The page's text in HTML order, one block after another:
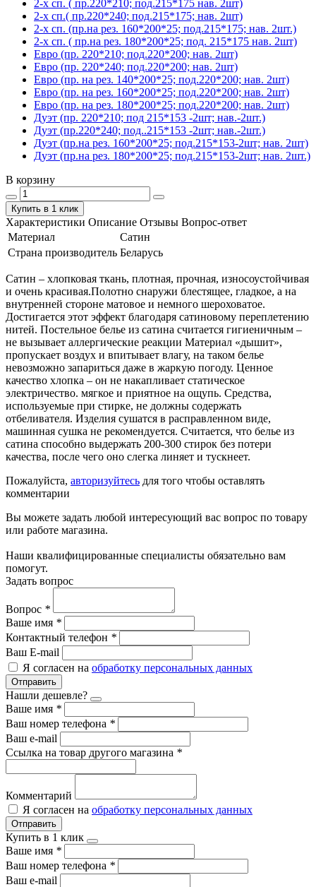
2-х сп. ( пр.220*210; под.215*175 нав. 2шт)
2-х сп.( пр.220*240; под.215*175; нав. 2шт)
2-х сп. (пр.на рез. 160*200*25; под.215*175; нав. 2шт.)
2-х сп. ( пр.на рез. 180*200*25; под. 215*175 нав. 2шт)
Евро (пр. 220*210; под.220*200; нав. 2шт)
Евро (пр. 220*240; под.220*200; нав. 2шт)
Евро (пр. на рез. 140*200*25; под.220*200; нав. 2шт)
Евро (пр. на рез. 160*200*25; под.220*200; нав. 2шт)
Евро (пр. на рез. 180*200*25; под.220*200; нав. 2шт)
Дуэт (пр. 220*210; под 215*153 -2шт; нав.-2шт.)
Дуэт (пр.220*240; под..215*153 -2шт; нав.-2шт.)
Дуэт (пр.на рез. 160*200*25; под.215*153-2шт; нав. 2шт)
Дуэт (пр.на рез. 180*200*25; под.215*153-2шт; нав. 2шт.)
В корзину
Купить в 1 клик
Характеристики Описание Отзывы Вопрос-ответ
Материал
Сатин
Страна производитель Беларусь
Сатин – хлопковая ткань, плотная, прочная, износоустойчивая
и очень красивая.Полотно снаружи блестящее, гладкое, а на
внутренней стороне матовое и немного шероховатое.
Достигается этот эффект благодаря сатиновому переплетению
нитей. Постельное белье из сатина считается гигиеничным –
не вызывает аллергические реакции Материал «дышит»,
пропускает воздух и впитывает влагу, на таком белье
невозможно запариться даже в жаркую погоду. Ценное
качество хлопка – он не накапливает статическое
электричество. мягкое и приятное на ощупь. Средства,
используемые при стирке, не должны содержать
отбеливателя. Изделия сушатся в расправленном виде,
машинная сушка не рекомендуется. Считается, что белье из
сатина способно выдержать 200-300 стирок без потери
качества, после чего оно слегка линяет и тускнеет.
Пожалуйста, авторизуйтесь для того чтобы оставлять
комментарии
Вы можете задать любой интересующий вас вопрос по товару
или работе магазина.
Наши квалифицированные специалисты обязательно вам
помогут.
Задать вопрос
Вопрос *
Ваше имя *
Контактный телефон *
Ваш E-mail
Я согласен на обработку персональных данных
Отправить
Нашли дешевле?
Ваше имя *
Ваш номер телефона *
Ваш e-mail
Ссылка на товар другого магазина *
Комментарий
Я согласен на обработку персональных данных
Отправить
Купить в 1 клик
Ваше имя *
Ваш номер телефона *
Ваш e-mail